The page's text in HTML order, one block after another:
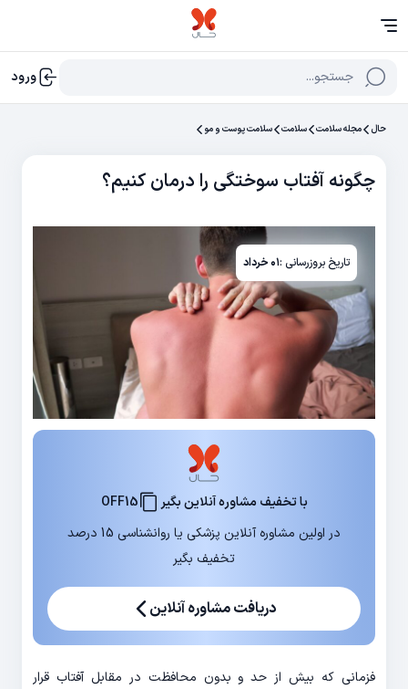
جستجو... ورود
حال مجله سلامت سلامت سلامت پوست و مو
چگونه آفتاب سوختگی را درمان کنیم؟
تاریخ بروزرسانی :۰۱ خرداد
با تخفیف مشاوره آنلاین بگیر
OFF15
در اولین مشاوره آنلاین پزشکی یا روانشناسی 15 درصد
تخفیف بگیر
دریافت مشاوره آنلاین
فزمانی که بیش از حد و بدون محافظت در مقابل آفتاب قرار